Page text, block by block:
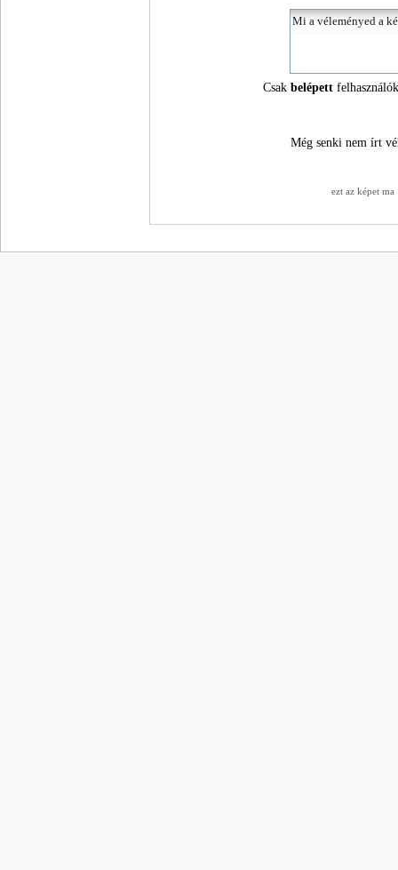
Csakbelépett
Még senki nem írt
ezt az képet ma